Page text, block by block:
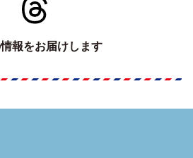
報をお届けします